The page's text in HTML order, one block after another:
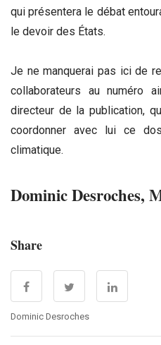
qui présentera le débat
le devoir des États.
Je ne manquerai pas ici de
collaborateurs au numéro
directeur de la publication,
coordonner avec lui ce
climatique.
Dominic Desroches,
Share
Dominic Desroches